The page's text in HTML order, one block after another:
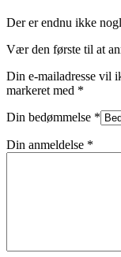
Der er endnu ikke
Vær den første til at
Din e-mailadresse vil
markeret med *
Din bedømmelse *
Din anmeldelse *